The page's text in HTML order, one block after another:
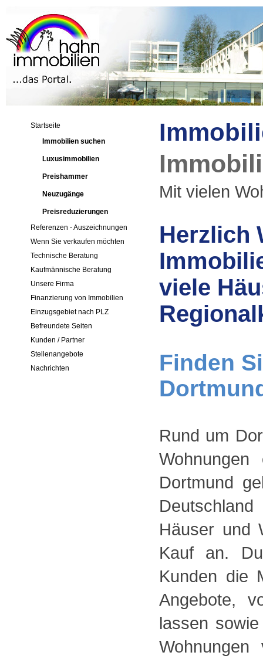
Startseite
Immobilien suchen
Luxusimmobilien
Preishammer
Neuzugänge
Preisreduzierungen
Referenzen - Auszeichnungen
Wenn Sie verkaufen möchten
Technische Beratung
Kaufmännische Beratung
Unsere Firma
Finanzierung von Immobilien
Einzugsgebiet nach PLZ
Befreundete Seiten
Kunden / Partner
Stellenangebote
Nachrichten
Mit vielen
Herzlich
viele
Finden
Rund um
Dortmund
Häuser und
Kauf an.
Kunden die
Angebote,
lassen